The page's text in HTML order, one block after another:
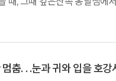
복했고, 너무너무 따뜻했고,
멈춤. . .눈과 귀와 입을 호강